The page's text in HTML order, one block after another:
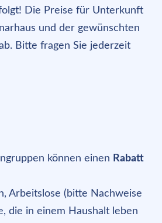
Die Preise für Unterkunft
und der gewünschten
Bitte fragen Sie jederzeit
können einen Rabatt
Arbeitslose (bitte Nachweise
die in einem Haushalt leben